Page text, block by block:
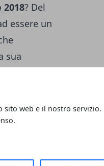
web e il nostro servizio.
2018? Del
essere un
sua
Giulia
sera
per i